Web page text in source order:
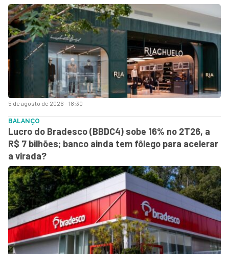
5 de agosto de 2026 - 18:30
BALANÇO
Lucro do Bradesco (BBDC4) sobe 16% no 2T26, a
R$ 7 bilhões; banco ainda tem fôlego para acelerar
a virada?